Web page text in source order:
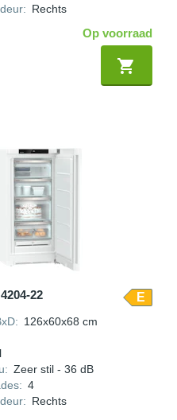
: Rechts
Op voorraad
22 E
: 126x60x68 cm
: Zeer stil - 36 dB
: 4
: Rechts